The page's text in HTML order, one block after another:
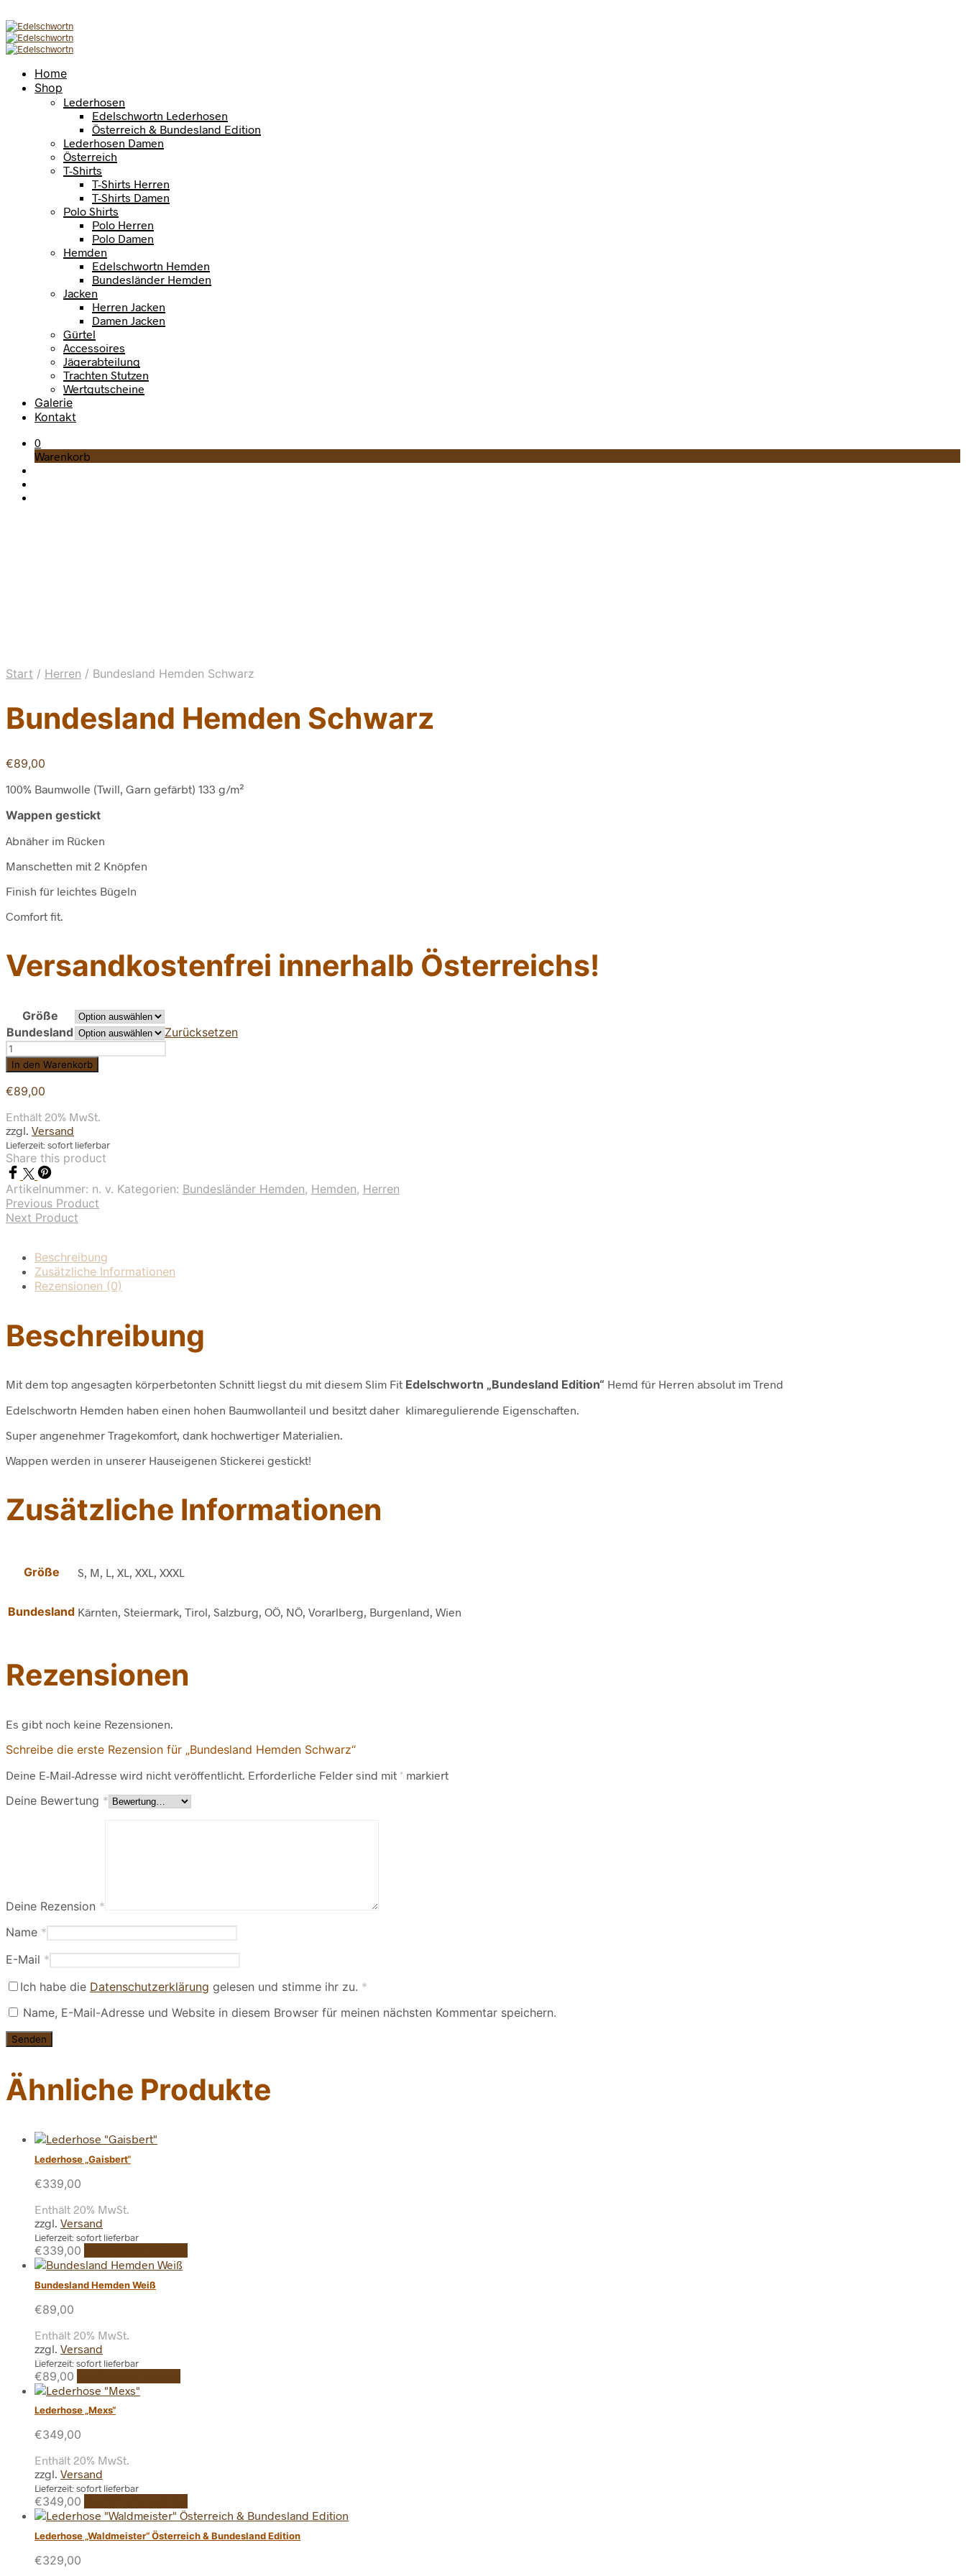
Home
Shop
Lederhosen
Edelschwortn Lederhosen
Österreich & Bundesland Edition
Lederhosen Damen
Österreich
T-Shirts
T-Shirts Herren
T-Shirts Damen
Polo Shirts
Polo Herren
Polo Damen
Hemden
Edelschwortn Hemden
Bundesländer Hemden
Jacken
Herren Jacken
Damen Jacken
Gürtel
Accessoires
Jägerabteilung
Trachten Stutzen
Wertgutscheine
Galerie
Kontakt
0
Warenkorb
Start / Herren / Bundesland Hemden Schwarz
Bundesland Hemden Schwarz
€89,00
100% Baumwolle (Twill, Garn gefärbt) 133 g/m²
Wappen gestickt
Abnäher im Rücken
Manschetten mit 2 Knöpfen
Finish für leichtes Bügeln
Comfort fit.
Versandkostenfrei innerhalb Österreichs!
Größe
Bundesland
Zurücksetzen
Bundesland
Hemden
Schwarz
Menge
In den Warenkorb
€89,00
Enthält 20% MwSt.
zzgl. Versand
Lieferzeit: sofort lieferbar
Share this product
Artikelnummer: n. v. Kategorien: Bundesländer Hemden, Hemden, Herren
Previous Product
Next Product
Beschreibung
Zusätzliche Informationen
Rezensionen (0)
Beschreibung
Mit dem top angesagten körperbetonten Schnitt liegst du mit diesem Slim Fit Edelschwortn „Bundesland Edition“ Hemd für Herren absolut im Trend
Edelschwortn Hemden haben einen hohen Baumwollanteil und besitzt daher klimaregulierende Eigenschaften.
Super angenehmer Tragekomfort, dank hochwertiger Materialien.
Wappen werden in unserer Hauseigenen Stickerei gestickt!
Zusätzliche Informationen
Größe S, M, L, XL, XXL, XXXL
Bundesland Kärnten, Steiermark, Tirol, Salzburg, OÖ, NÖ, Vorarlberg, Burgenland, Wien
Rezensionen
Es gibt noch keine Rezensionen.
Schreibe die erste Rezension für „Bundesland Hemden Schwarz“
Deine E-Mail-Adresse wird nicht veröffentlicht. Erforderliche Felder sind mit * markiert
Deine Bewertung *
Deine Rezension *
Name *
E-Mail *
Ich habe die Datenschutzerklärung gelesen und stimme ihr zu. *
Name, E-Mail-Adresse und Website in diesem Browser für meinen nächsten Kommentar speichern.
Ähnliche Produkte
Lederhose „Gaisbert“
€339,00
Enthält 20% MwSt.
zzgl. Versand
Lieferzeit: sofort lieferbar
€339,00
Bundesland Hemden Weiß
€89,00
Enthält 20% MwSt.
zzgl. Versand
Lieferzeit: sofort lieferbar
€89,00
auf
der
Produktseite
gewählt
Lederhose „Mexs“
€349,00
Enthält 20% MwSt.
zzgl. Versand
Lieferzeit: sofort lieferbar
€349,00
Produkt
mehrere
Lederhose „Waldmeister“ Österreich & Bundesland Edition
€329,00